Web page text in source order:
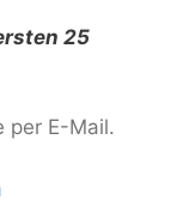
25
per E-Mail.